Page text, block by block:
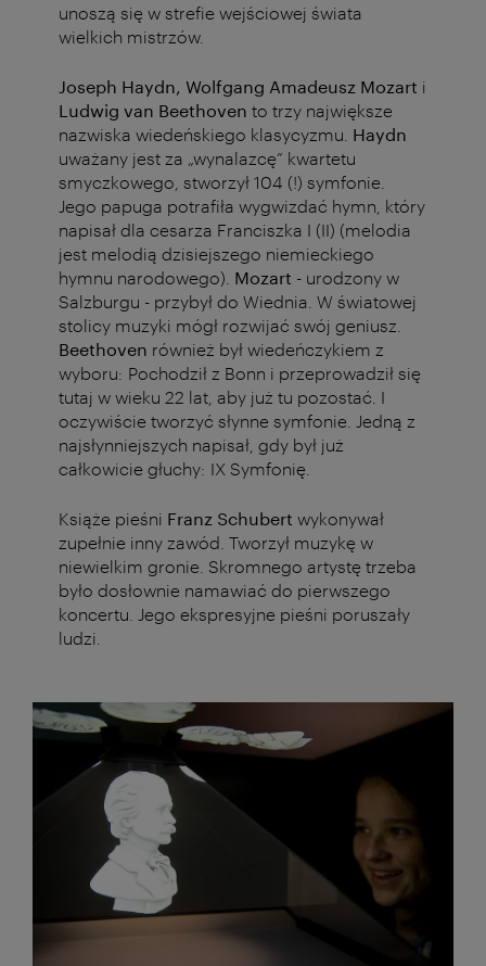
unoszą się w strefie wejściowej świata
wielkich mistrzów.
Joseph Haydn, Wolfgang Amadeusz Mozart i
Ludwig van Beethoven to trzy największe
nazwiska wiedeńskiego klasycyzmu. Haydn
uważany jest za „wynalazcę” kwartetu
smyczkowego, stworzył 104 (!) symfonie.
Jego papuga potrafiła wygwizdać hymn, który
napisał dla cesarza Franciszka I (II) (melodia
jest melodią dzisiejszego niemieckiego
hymnu narodowego). Mozart - urodzony w
Salzburgu - przybył do Wiednia. W światowej
stolicy muzyki mógł rozwijać swój geniusz.
Beethoven również był wiedeńczykiem z
wyboru: Pochodził z Bonn i przeprowadził się
tutaj w wieku 22 lat, aby już tu pozostać. I
oczywiście tworzyć słynne symfonie. Jedną z
najsłynniejszych napisał, gdy był już
całkowicie głuchy: IX Symfonię.
Książe pieśni Franz Schubert wykonywał
zupełnie inny zawód. Tworzył muzykę w
niewielkim gronie. Skromnego artystę trzeba
było dosłownie namawiać do pierwszego
koncertu. Jego ekspresyjne pieśni poruszały
ludzi.